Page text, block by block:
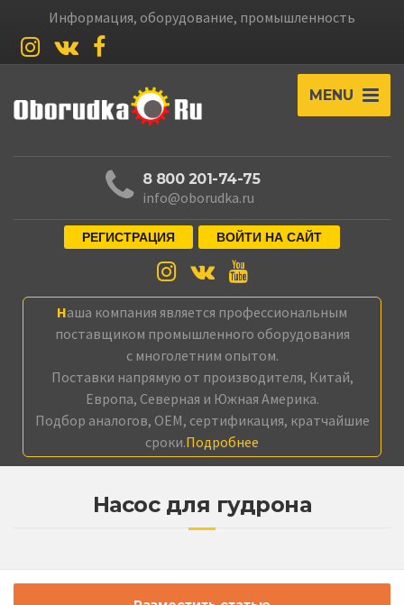
Информация, оборудование, промышленность
MENU
8 800 201-74-75
info@oborudka.ru
РЕГИСТРАЦИЯ ВОЙТИ НА САЙТ
Наша компания является профессиональным
поставщиком промышленного оборудования
с многолетним опытом.
Поставки напрямую от производителя, Китай,
Европа, Северная и Южная Америка.
Подбор аналогов, OEM, сертификация, кратчайшие
сроки.Подробнее
Насос для гудрона